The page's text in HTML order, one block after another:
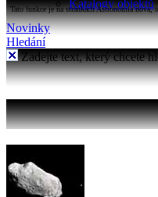
Katalogy objektů
Tato funkce je na stránkách Astronomia
Novinky
Hledání
Zadejte text, který chcete